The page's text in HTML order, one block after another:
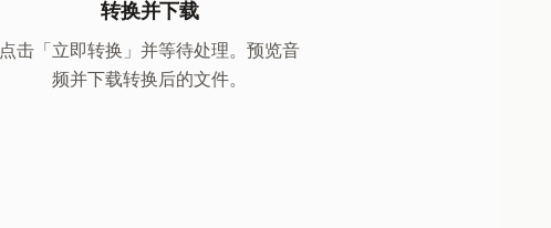
转换并下载
点击「立即转换」并等待处理。预览音
频并下载转换后的文件。